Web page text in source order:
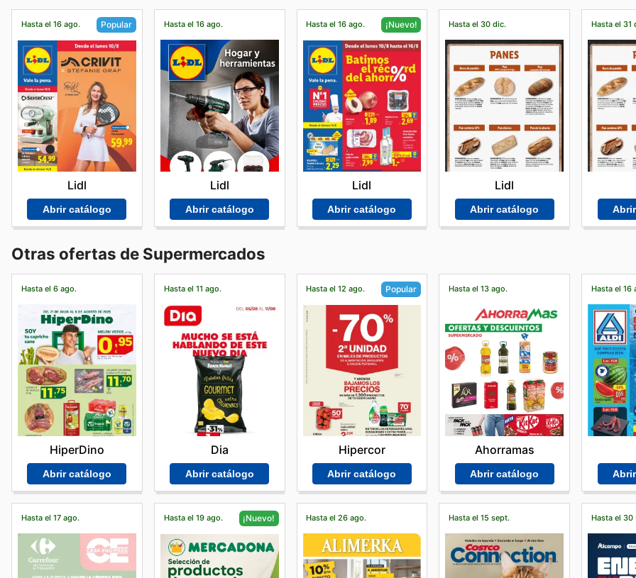
Hasta el 16 ago. Popular
Lidl
Abrir catálogo
Hasta el 16 ago.
Lidl
Abrir catálogo
Hasta el 16 ago. ¡Nuevo!
Lidl
Abrir catálogo
Hasta el 30 dic.
Lidl
Abrir catálogo
Hasta el 31
Otras ofertas de Supermercados
Hasta el 6 ago.
HiperDino
Abrir catálogo
Hasta el 11 ago.
Dia
Abrir catálogo
Hasta el 12 ago. Popular
Hipercor
Abrir catálogo
Hasta el 13 ago.
Ahorramas
Abrir catálogo
Hasta el 16
Hasta el 17 ago. Hasta el 19 ago. ¡Nuevo! Hasta el 26 ago. Hasta el 15 sept. Hasta el 30